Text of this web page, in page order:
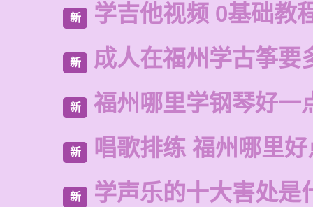
新 学吉他视频 0基础教
新 成人在福州学古筝要
新 福州哪里学钢琴好一
新 唱歌排练 福州哪里好
新 学声乐的十大害处是